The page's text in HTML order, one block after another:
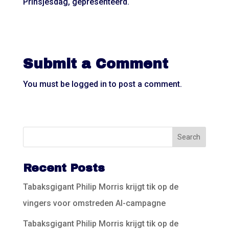
Submit a Comment
You must be logged in to post a comment.
Recent Posts
Tabaksgigant Philip Morris krijgt tik op de
vingers voor omstreden AI-campagne
Tabaksgigant Philip Morris krijgt tik op de